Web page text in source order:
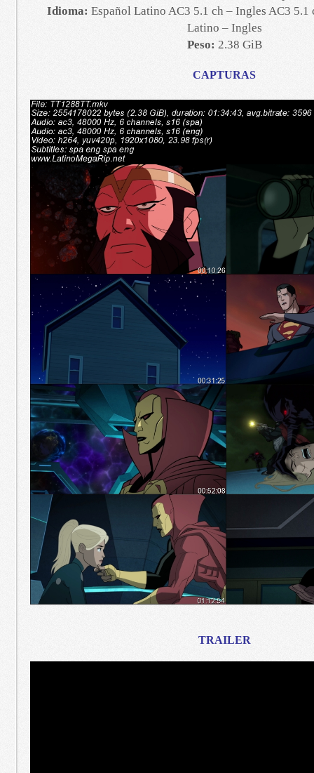
Idioma: Español Latino AC3 5.1 ch – Ingles AC3 5.1
Latino – Ingles
Peso: 2.38 GiB
CAPTURAS
TRAILER